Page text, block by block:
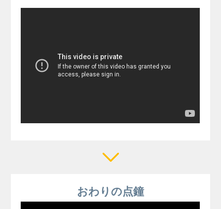
おわりの点鐘